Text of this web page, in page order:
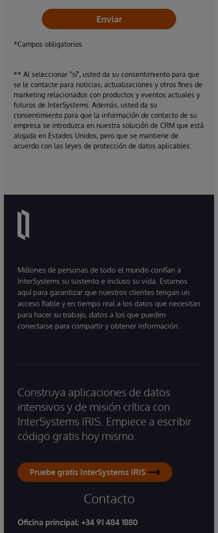
Enviar
*Campos obligatorios
** Al seleccionar "sí", usted da su consentimiento para que
se le contacte para noticias, actualizaciones y otros fines de
marketing relacionados con productos y eventos actuales y
futuros de InterSystems. Además, usted da su
consentimiento para que la información de contacto de su
empresa se introduzca en nuestra solución de CRM que está
alojada en Estados Unidos, pero que se mantiene de
acuerdo con las leyes de protección de datos aplicables.
Millones de personas de todo el mundo confían a
InterSystems su sustento e incluso su vida. Estamos
aquí para garantizar que nuestros clientes tengan un
acceso fiable y en tiempo real a los datos que necesitan
para hacer su trabajo, datos a los que pueden
conectarse para compartir y obtener información.
Construya aplicaciones de datos
intensivos y de misión crítica con
InterSystems IRIS. Empiece a escribir
código gratis hoy mismo.
Pruebe gratis InterSystems IRIS
Contacto
Oficina principal: +34 91 484 1880